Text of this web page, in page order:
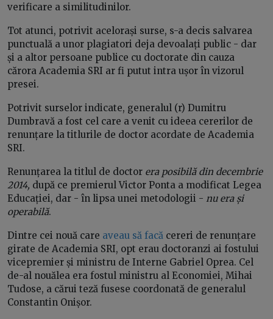
verificare a similitudinilor.
Tot atunci, potrivit acelorași surse, s-a decis salvarea
punctuală a unor plagiatori deja devoalați public - dar
și a altor persoane publice cu doctorate din cauza
cărora Academia SRI ar fi putut intra ușor în vizorul
presei.
Potrivit surselor indicate, generalul (r) Dumitru
Dumbravă a fost cel care a venit cu ideea cererilor de
renunțare la titlurile de doctor acordate de Academia
SRI.
Renunțarea la titlul de doctor era posibilă din decembrie
2014, după ce premierul Victor Ponta a modificat Legea
Educației, dar - în lipsa unei metodologii - nu era și
operabilă.
Dintre cei nouă care aveau să facă cereri de renunțare
girate de Academia SRI, opt erau doctoranzi ai fostului
vicepremier și ministru de Interne Gabriel Oprea. Cel
de-al nouălea era fostul ministru al Economiei, Mihai
Tudose, a cărui teză fusese coordonată de generalul
Constantin Onișor.